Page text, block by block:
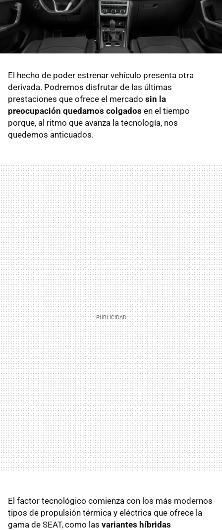
El hecho de poder estrenar vehículo presenta otra
derivada. Podremos disfrutar de las últimas
prestaciones que ofrece el mercado sin la
preocupación quedarnos colgados en el tiempo
porque, al ritmo que avanza la tecnología, nos
quedemos anticuados.
El factor tecnológico comienza con los más modernos
tipos de propulsión térmica y eléctrica que ofrece la
gama de SEAT, como las variantes híbridas